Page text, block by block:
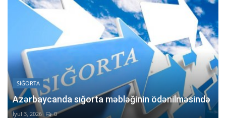
SIĞORTA
Azərbaycanda sığorta məbləğinin ödənilməsində
İyul 3, 2026 0